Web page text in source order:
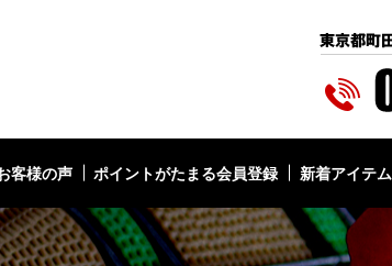
客様の声 ポイントがたまる会員登録 新着アイテム